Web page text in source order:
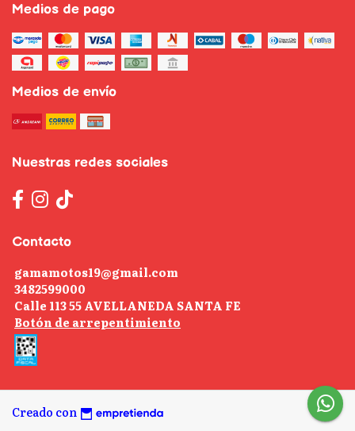
Medios de pago
Medios de envío
Nuestras redes sociales
Contacto
gamamotos19@gmail.com
3482599000
Calle 113 55 AVELLANEDA SANTA FE
Botón de arrepentimiento
Creado con